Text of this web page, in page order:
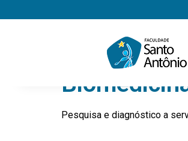
Pesquisa e diagnóstico a